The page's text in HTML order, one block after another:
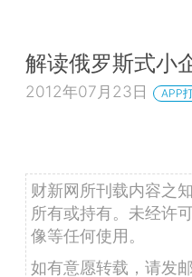
解读俄罗斯式小
2012年07月23日 APP
财新网所刊载内容之
所有或持有。未经许
像等任何使用。
如有意愿转载，请发